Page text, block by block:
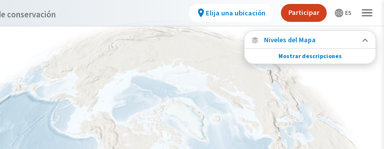
Niveles del Mapa
Migración de especies
Vea dónde viaja esta especie durante todo el
Abundancia de esta especie
Muy bajo Bajo Moderada Alto
Gama de especies por estación
Mostrar descripciones
conservación Elija una ubicación Participar